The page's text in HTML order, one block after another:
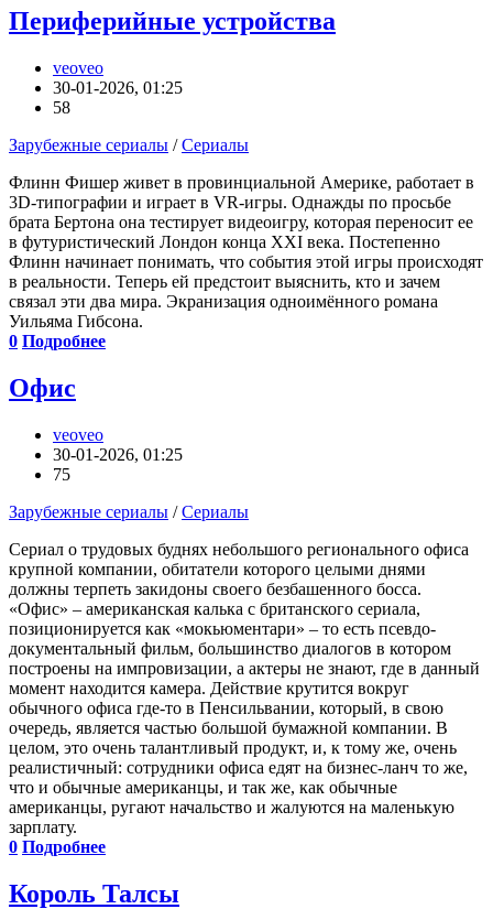
Периферийные устройства
veoveo
30-01-2026, 01:25
58
Зарубежные сериалы /Сериалы
Флинн Фишер живет в провинциальной Америке, работает в
3D-типографии и играет в VR-игры. Однажды по просьбе
брата Бертона она тестирует видеоигру, которая переносит ее
в футуристический Лондон конца XXI века. Постепенно
Флинн начинает понимать, что события этой игры происходят
в реальности. Теперь ей предстоит выяснить, кто и зачем
связал эти два мира. Экранизация одноимённого романа
Уильяма Гибсона.
0 Подробнее
Офис
veoveo
30-01-2026, 01:25
75
Зарубежные сериалы /Сериалы
Сериал о трудовых буднях небольшого регионального офиса
крупной компании, обитатели которого целыми днями
должны терпеть закидоны своего безбашенного босса.
«Офис» – американская калька с британского сериала,
позиционируется как «мокьюментари» – то есть псевдо-
документальный фильм, большинство диалогов в котором
построены на импровизации, а актеры не знают, где в данный
момент находится камера. Действие крутится вокруг
обычного офиса где-то в Пенсильвании, который, в свою
очередь, является частью большой бумажной компании. В
целом, это очень талантливый продукт, и, к тому же, очень
реалистичный: сотрудники офиса едят на бизнес-ланч то же,
что и обычные американцы, и так же, как обычные
американцы, ругают начальство и жалуются на маленькую
зарплату.
0 Подробнее
Король Талсы